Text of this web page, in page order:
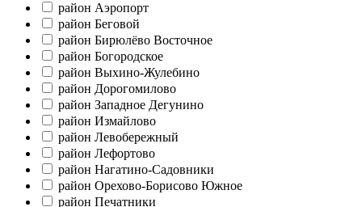
район Аэропорт
район Беговой
район Бирюлёво Восточное
район Богородское
район Выхино-Жулебино
район Дорогомилово
район Западное Дегунино
район Измайлово
район Левобережный
район Лефортово
район Нагатино-Садовники
район Орехово-Борисово Южное
район Печатники